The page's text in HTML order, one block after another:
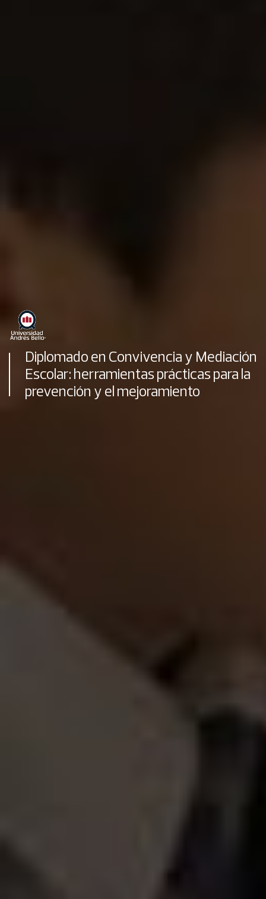
Diplomado en Convivencia y Mediación
Escolar: herramientas prácticas para la
prevención y el mejoramiento